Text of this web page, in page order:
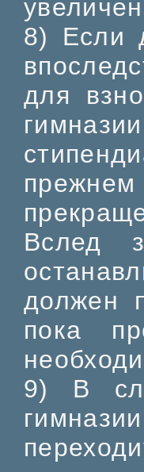
8) Если
для
Вслед
должен
пока
9) В